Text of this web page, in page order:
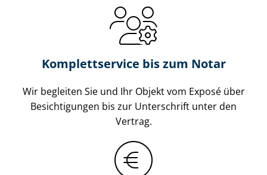
Komplettservice bis zum Notar
Wir begleiten Sie und Ihr Objekt vom Exposé über
Besichtigungen bis zur Unterschrift unter den
Vertrag.